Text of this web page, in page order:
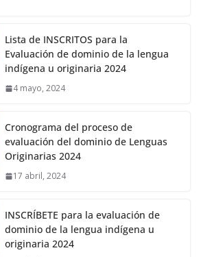
Lista de INSCRITOS para la
Evaluación de dominio de la lengua
indígena u originaria 2024
4 mayo, 2024
Cronograma del proceso de
evaluación del dominio de Lenguas
Originarias 2024
17 abril, 2024
INSCRÍBETE para la evaluación de
dominio de la lengua indígena u
originaria 2024